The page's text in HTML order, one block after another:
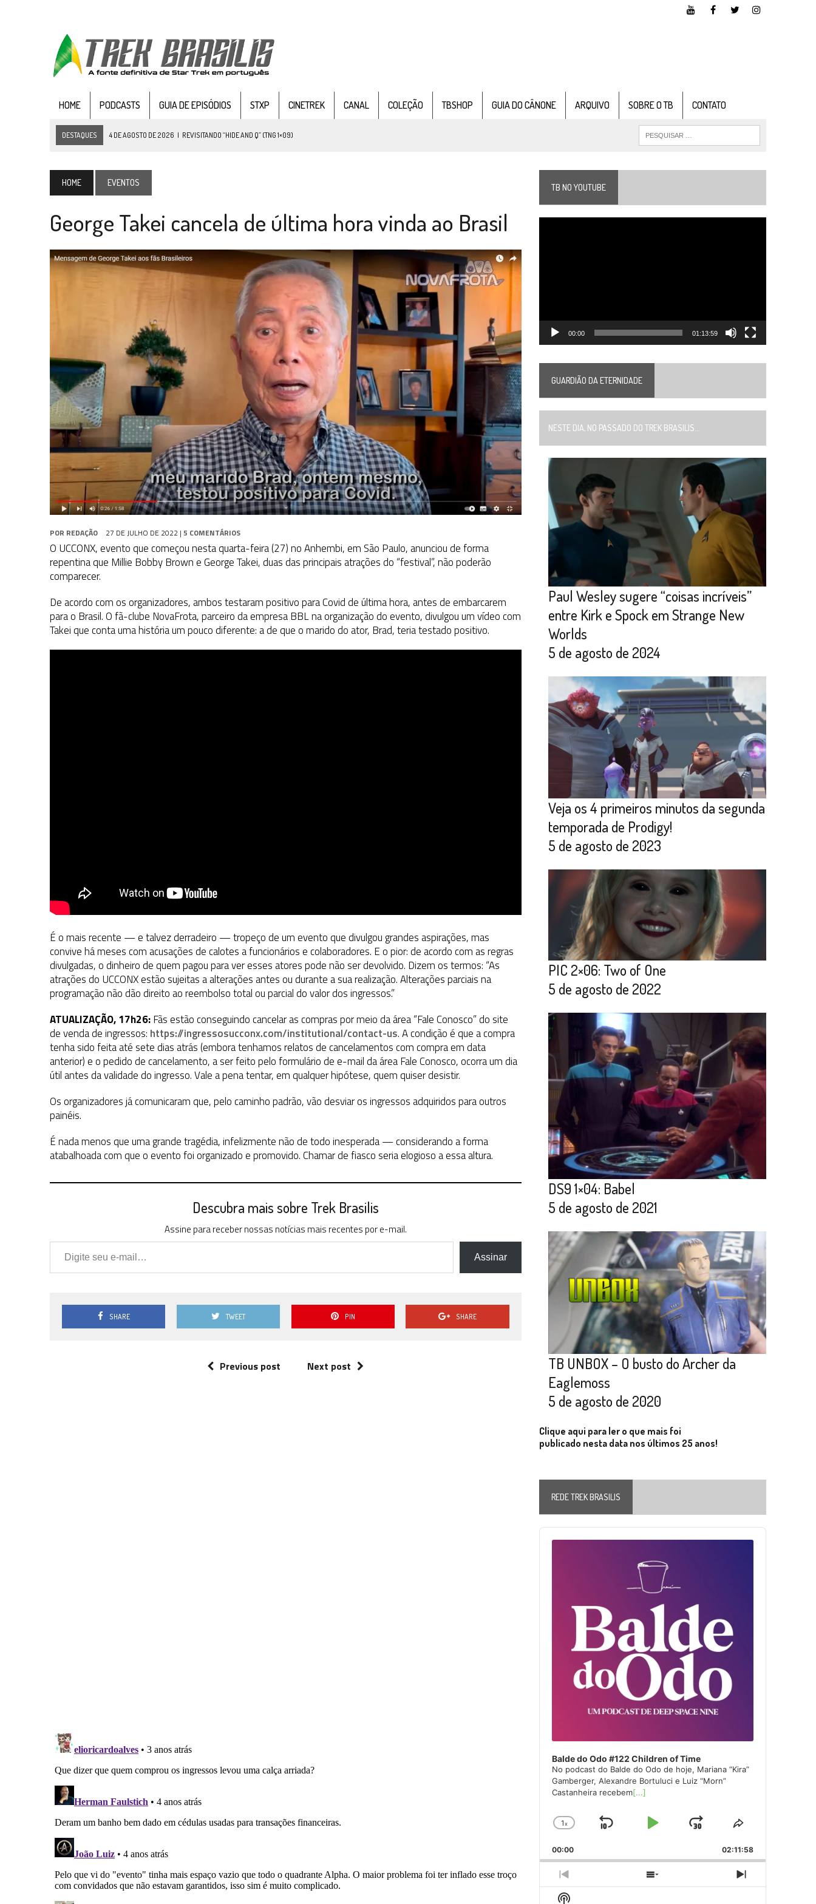
HOME PODCASTS GUIA DE EPISÓDIOS STXP CINETREK CANAL COLEÇÃO TBSHOP GUIA DO CÂNONE ARQUIVO SOBRE O TB CONTATO
DESTAQUES 4 DE AGOSTO DE 2026 | REVISITANDO “HIDE AND Q” (TNG 1×09)
2 DE AGOSTO DE 2026 | TB AO VIVO | STAR TREK: STRANGE NEW WORLDS – “THE GRIFFIN INCIDENT” (4×02)
1 DE AGOSTO DE 2026 | ELENCO DE STRANGE NEW WORLDS ENCARA O FIM DE UMA ERA NA SDCC
31 DE JULHO DE 2026
31 DE JULHO DE 2026 | BOX DELUXE DO ANO 5 DA COLEÇÃO TREK BRASILIS JÁ DISPONÍVEL EM PRÉ-VENDA!
31 DE JULHO DE 2026 SNW 4×02: THE GRIFFIN INCIDENT
SCOTT BAKULA REVISITA O LEGADO DE ENTERPRISE AOS 60 ANOS DE STAR TREK
BALDE DO ODO #122 CHILDREN OF TIME
HOME EVENTOS
George Takei cancela de última hora vinda ao Brasil
POR REDAÇÃO 27 DE JULHO DE 2022 | 5 COMENTÁRIOS
O UCCONX, evento que começou nesta quarta-feira (27) no Anhembi, em São Paulo, anunciou de forma
repentina que Millie Bobby Brown e George Takei, duas das principais atrações do “festival”, não poderão
comparecer.
De acordo com os organizadores, ambos testaram positivo para Covid de última hora, antes de embarcarem
para o Brasil. O fã-clube NovaFrota, parceiro da empresa BBL na organização do evento, divulgou um vídeo com
Takei que conta uma história um pouco diferente: a de que o marido do ator, Brad, teria testado positivo.
É o mais recente — e talvez derradeiro — tropeço de um evento que divulgou grandes aspirações, mas
convive há meses com acusações de calotes a funcionários e colaboradores. E o pior: de acordo com as regras
divulgadas, o dinheiro de quem pagou para ver esses atores pode não ser devolvido. Dizem os termos: “As
atrações do UCCONX estão sujeitas a alterações antes ou durante a sua realização. Alterações parciais na
programação não dão direito ao reembolso total ou parcial do valor dos ingressos.”
ATUALIZAÇÃO, 17h26:Fãs estão conseguindo cancelar as compras por meio da área “Fale Conosco” do site
de venda de ingressos: https://ingressosucconx.com/institutional/contact-us. A condição é que a compra
tenha sido feita até sete dias atrás (embora tenhamos relatos de cancelamentos com compra em data
anterior) e o pedido de cancelamento, a ser feito pelo formulário de e-mail da área Fale Conosco, ocorra um dia
útil antes da validade do ingresso. Vale a pena tentar, em qualquer hipótese, quem quiser desistir.
Os organizadores já comunicaram que, pelo caminho padrão, vão desviar os ingressos adquiridos para outros
painéis.
É nada menos que uma grande tragédia, infelizmente não de todo inesperada — considerando a forma
atabalhoada com que o evento foi organizado e promovido. Chamar de fiasco seria elogioso a essa altura.
Descubra mais sobre Trek Brasilis
Assine para receber nossas notícias mais recentes por e-mail.
Digite seu e-mail…
Assinar
SHARE TWEET PIN SHARE
Previous post Next post
TB NO YOUTUBE
00:00 01:13:59
GUARDIÃO DA ETERNIDADE
NESTE DIA, NO PASSADO DO TREK BRASILIS...
Paul Wesley sugere “coisas incríveis”
entre Kirk e Spock em Strange New
Worlds
5 de agosto de 2024
Veja os 4 primeiros minutos da segunda
temporada de Prodigy!
5 de agosto de 2023
PIC 2×06: Two of One
5 de agosto de 2022
DS9 1×04: Babel
5 de agosto de 2021
TB UNBOX – O busto do Archer da
Eaglemoss
5 de agosto de 2020
Clique aqui para ler o que mais foi
publicado nesta data nos últimos 25 anos!
REDE TREK BRASILIS
Audio
Player
Balde do Odo #122 Children of Time
No podcast do Balde do Odo de hoje, Mariana “Kira”
Gamberger, Alexandre Bortuluci e Luiz “Morn”
Castanheira recebem[...]
Change
Rate
1x
Skip
Play
Jump
Forward
Share
Episode
00:00 02:11:58
Previous
Episode
Show
Episodes
Next
Episode
Show